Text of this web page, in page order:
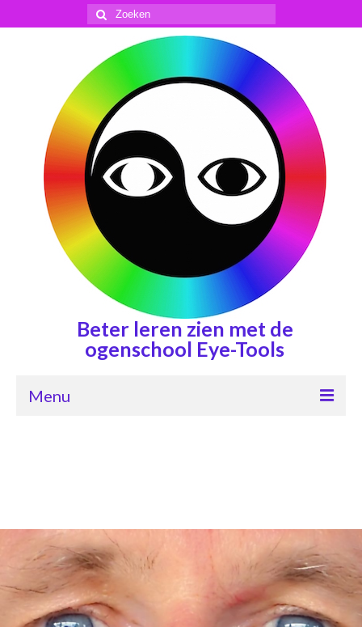
Zoeken
naar:
Beter leren zien met de
ogenschool Eye-Tools
Menu
Oogafwijkingen herstel
Bates methode van Dr. Bates
Producten